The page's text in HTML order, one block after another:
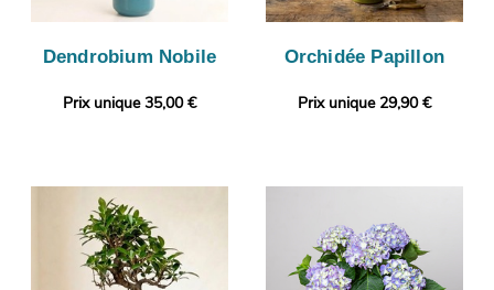
Dendrobium Nobile
Prix unique 35,00 €
Orchidée Papillon
Prix unique 29,90 €